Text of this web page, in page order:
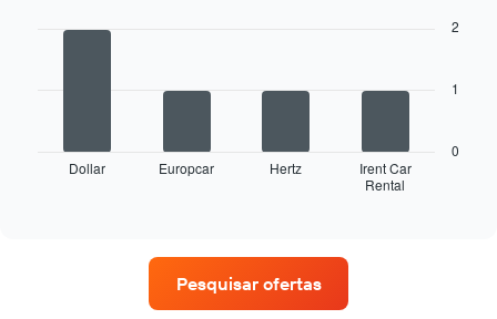
seguirDollar Europcar Hertz
Irent Car
Rental
0
1
2
Pesquisar ofertas